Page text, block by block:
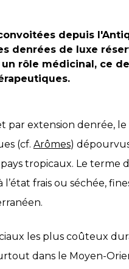
depuis
denrées de luxe
rôle médicinal, ce
par extension denrée, le
(cf. Arômes)
tropicaux. Le terme
frais ou séchée,
les plus coûteux
dans le Moyen-